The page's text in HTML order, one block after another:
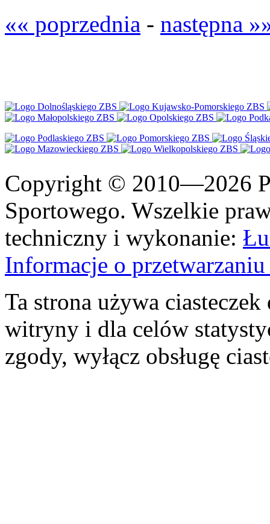
«« poprzednia - następna
Copyright © 2010—2026
Sportowego. Wszelkie
techniczny i wykonanie:
Informacje o
Ta strona używa
witryny i dla celów
zgody, wyłącz obsługę